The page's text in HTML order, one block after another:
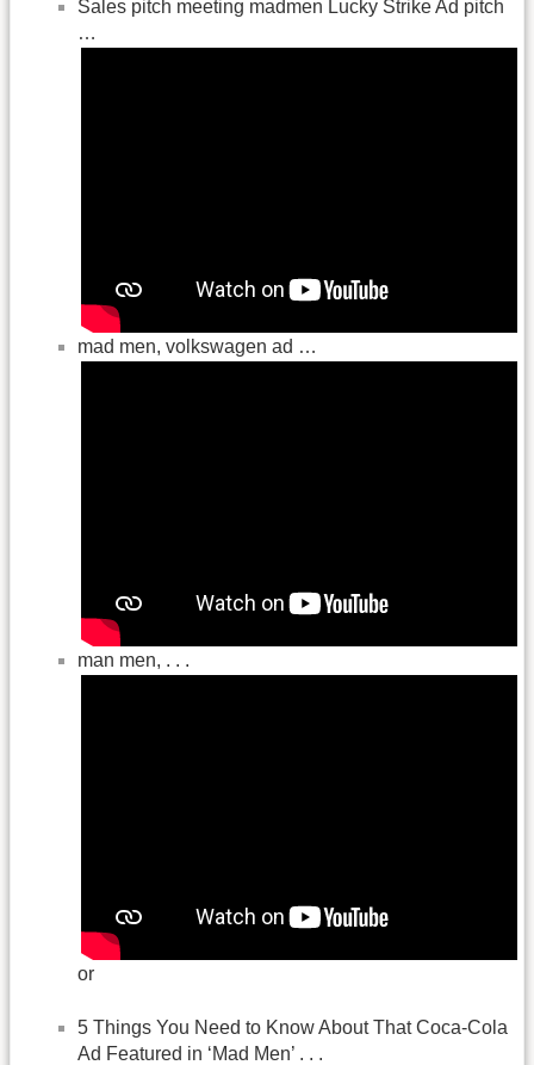
Sales pitch meeting madmen Lucky Strike Ad pitch
…
mad men, volkswagen ad …
man men, . . .
or
5 Things You Need to Know About That Coca-Cola
Ad Featured in ‘Mad Men’ . . .